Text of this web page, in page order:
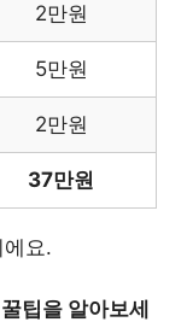
2만원
5만원
2만원
37만원
요.
팁을 알아보세